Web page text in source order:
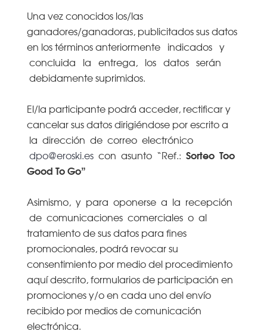
Una vez conocidos los/las
ganadores/ganadoras, publicitados sus datos
en los términos anteriormente indicados y
concluida la entrega, los datos serán
debidamente suprimidos.
El/la participante podrá acceder, rectificar y
cancelar sus datos dirigiéndose por escrito a
la dirección de correo electrónico
dpo@eroski.escon asunto “Ref.: Sorteo Too
Good To Go”
Asimismo, y para oponerse a la recepción
de comunicaciones comerciales o al
tratamiento de sus datos para fines
promocionales, podrá revocar su
consentimiento por medio del procedimiento
aquí descrito, formularios de participación en
promociones y/o en cada uno del envío
recibido por medios de comunicación
electrónica.